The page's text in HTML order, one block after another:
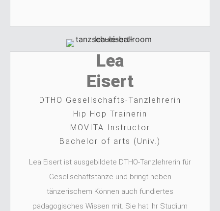
Lea
Eisert
DTHO Gesellschafts-Tanzlehrerin
Hip Hop Trainerin
MOVITA Instructor
Bachelor of arts (Univ.)
Lea Eisert ist ausgebildete DTHO-Tanzlehrerin für
Gesellschaftstänze und bringt neben
tänzerischem Können auch fundiertes
pädagogisches Wissen mit. Sie hat ihr Studium